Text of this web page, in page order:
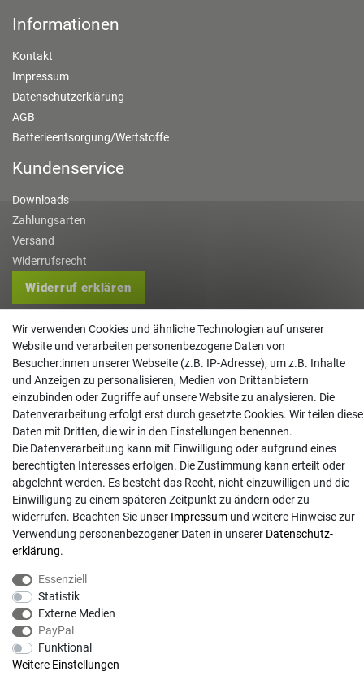
Informationen
Kontakt
Impressum
Datenschutzerklärung
AGB
Batterieentsorgung/Wertstoffe
Kundenservice
Downloads
Zahlungsarten
Versand
Widerrufsrecht
Widerruf erklären
Kontakt
info@gartentechnik-hansen.de
0481 8565-0
Mo. - Do. 08:00 - 17:00 | Fr. 8:00 - 15:00
Anrufe aus dem dt. Festnetz zum Ortstarif, Preise aus dem Mobilfunknetz ggf.
abweichend (abhängig vom Provider).
© Copyright 2026 | Alle Rechte vorbehalten. - Gartentechnik Hansen | Realisation
Wir verwenden Cookies und ähnliche Technologien auf unserer
Website und verarbeiten personenbezogene Daten von
Besucher:innen unserer Webseite (z.B. IP-Adresse), um z.B. Inhalte
und Anzeigen zu personalisieren, Medien von Drittanbietern
einzubinden oder Zugriffe auf unsere Website zu analysieren. Die
Datenverarbeitung erfolgt erst durch gesetzte Cookies. Wir teilen diese
Daten mit Dritten, die wir in den Einstellungen benennen.
Die Datenverarbeitung kann mit Einwilligung oder aufgrund eines
berechtigten Interesses erfolgen. Die Zustimmung kann erteilt oder
abgelehnt werden. Es besteht das Recht, nicht einzuwilligen und die
Einwilligung zu einem späteren Zeitpunkt zu ändern oder zu
widerrufen. Beachten Sie unser Impressum und weitere Hinweise zur
Verwendung personenbezogener Daten in unserer Daten­schutz­
erklärung.
Essenziell
Statistik
Externe Medien
PayPal
Funktional
Weitere Einstellungen